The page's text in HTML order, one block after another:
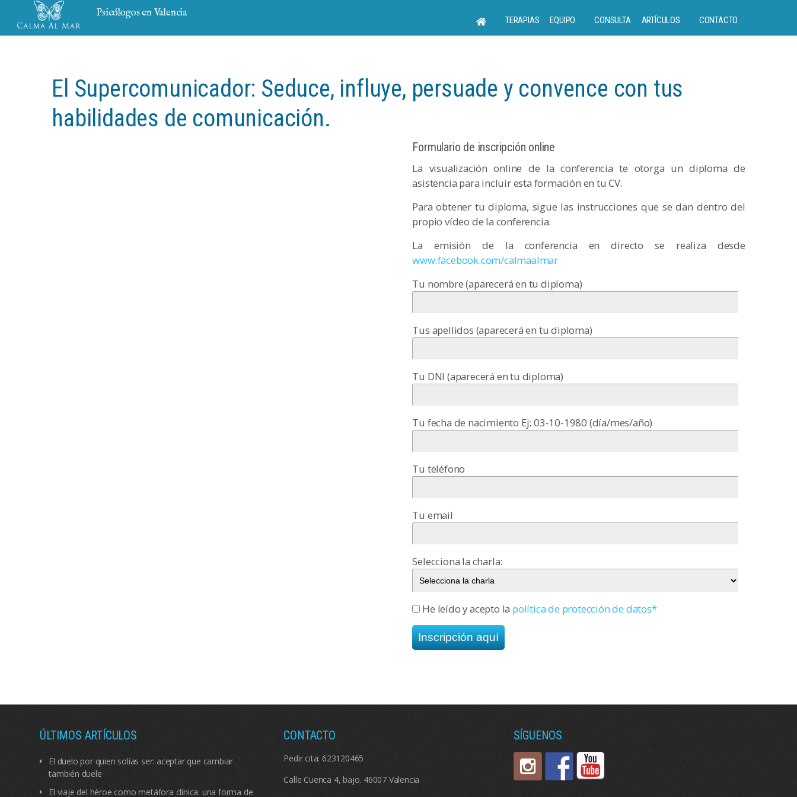
Psicólogos en Valencia
TERAPIAS EQUIPO CONSULTA ARTÍCULOS CONTACTO
El Supercomunicador: Seduce, influye, persuade y convence con tus
habilidades de comunicación.
Formulario de inscripción online
La visualización online de la conferencia te otorga un diploma de
asistencia para incluir esta formación en tu CV.
Para obtener tu diploma, sigue las instrucciones que se dan dentro del
propio vídeo de la conferencia.
La emisión de la conferencia en directo se realiza desde
www.facebook.com/calmaalmar
Tu nombre (aparecerá en tu diploma)
Tus apellidos (aparecerá en tu diploma)
Tu DNI (aparecerá en tu diploma)
Tu fecha de nacimiento Ej: 03-10-1980 (día/mes/año)
Tu teléfono
Tu email
Selecciona la charla:
He leído y acepto la política de protección de datos*
ÚLTIMOS ARTÍCULOS
El duelo por quien solías ser: aceptar que cambiar
también duele
El viaje del héroe como metáfora clínica: una forma de
CONTACTO
Pedir cita: 623120465
Calle Cuenca 4, bajo. 46007 Valencia
SÍGUENOS